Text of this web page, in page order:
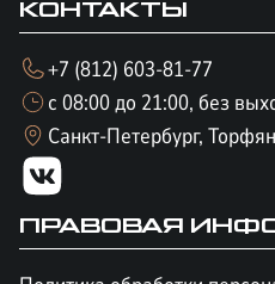
КОНТАКТЫ
+7 (812) 603-81-77
с 08:00 до 21:00, без
Санкт-Петербург,
ПРАВОВАЯ